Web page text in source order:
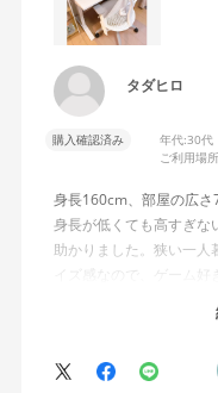
タダヒロ
購入確認済み 年代:30代
ご利用場
身長160cm、部屋の広さ7
身長が低くても高すぎな
助かりました。狭い一人
イズ感なので、ゲーム
テーブルの色味だけ、
りの木目調」が選べた
のお買い物でした！